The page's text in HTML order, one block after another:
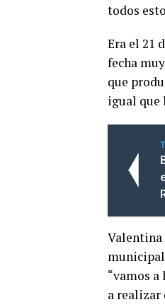
todos
Era el 21
fecha
que
igual que
Valentina
“vamos
a realizar